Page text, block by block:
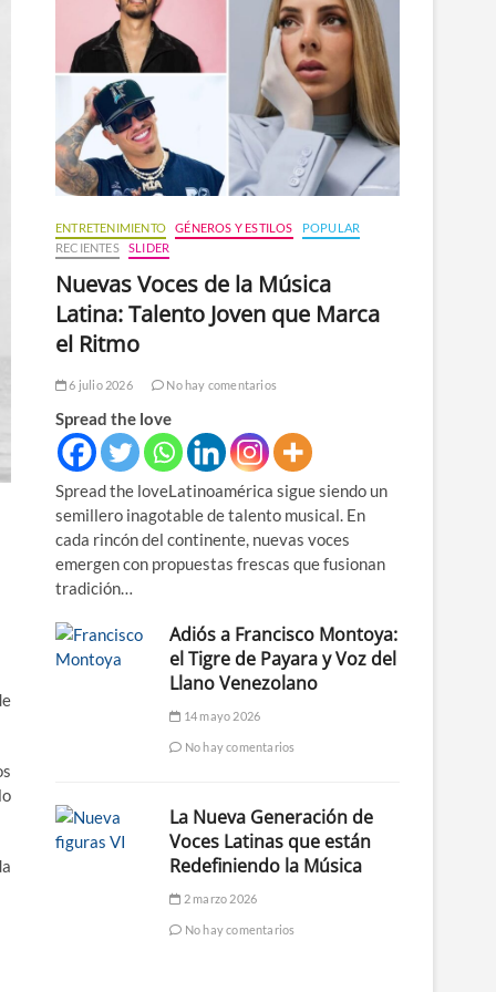
n
ú
ENTRETENIMIENTO GÉNEROS Y ESTILOS
POPULAR
RECIENTES
SLIDER
Nuevas Voces de la Música
Latina: Talento Joven que Marca
el Ritmo
6 julio 2026 No hay comentarios
Spread the love
Spread the loveLatinoamérica sigue siendo un
semillero inagotable de talento musical. En
cada rincón del continente, nuevas voces
emergen con propuestas frescas que fusionan
tradición…
Adiós a Francisco Montoya:
el Tigre de Payara y Voz del
Llano Venezolano
14 mayo 2026
No hay comentarios
La Nueva Generación de
Voces Latinas que están
Redefiniendo la Música
2 marzo 2026
No hay comentarios